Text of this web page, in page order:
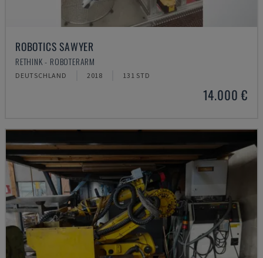
ROBOTICS SAWYER
RETHINK - ROBOTERARM
DEUTSCHLAND 2018 131 STD
14.000 €